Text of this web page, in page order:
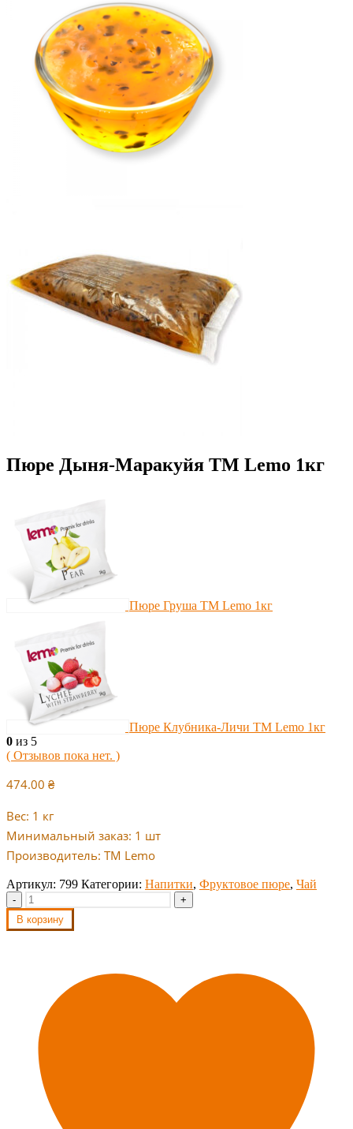
Пюре Дыня-Маракуйя ТМ Lemo 1кг
Пюре Груша ТМ Lemo 1кг
Пюре Клубника-Личи ТМ Lemo 1кг
0 из 5
( Отзывов пока нет. )
474.00 ₴
Вес: 1 кг
Минимальный заказ: 1 шт
Производитель: ТМ Lemo
Артикул: 799 Категории: Напитки, Фруктовое пюре, Чай
-
+
В корзину